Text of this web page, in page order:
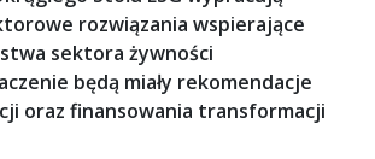
rozwiązania wspierające
sektora żywności
będą miały rekomendacje
oraz finansowania transformacji